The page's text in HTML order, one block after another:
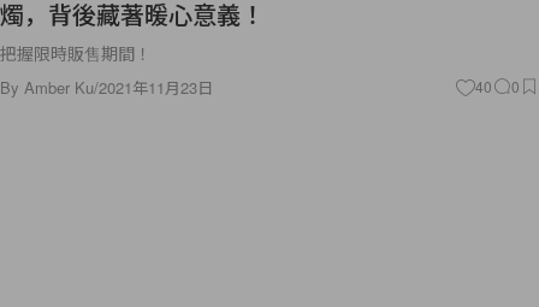
把握限時販售期間！
ByAmber Ku/2021年11月23日